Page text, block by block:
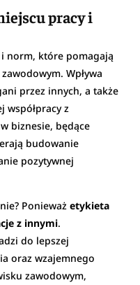
pracy i
norm, które pomagają
Wpływa
przez innych, a także
współpracy z
biznesie, będące
budowanie
pozytywnej
Ponieważ etykieta
z innymi.
do lepszej
oraz wzajemnego
zawodowym,